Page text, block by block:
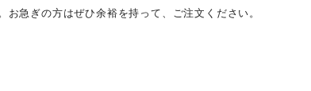
お急ぎの方はぜひ余裕を持って、ご注文ください。